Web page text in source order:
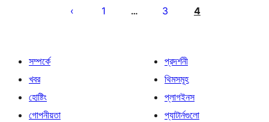
পেজিনেশন
1 … 3 4
সম্পর্কে
খবর
হোষ্টিং
গোপনীয়তা
প্রদর্শনী
থিমসমূহ
প্লাগইনস
প্যাটার্নগুলো